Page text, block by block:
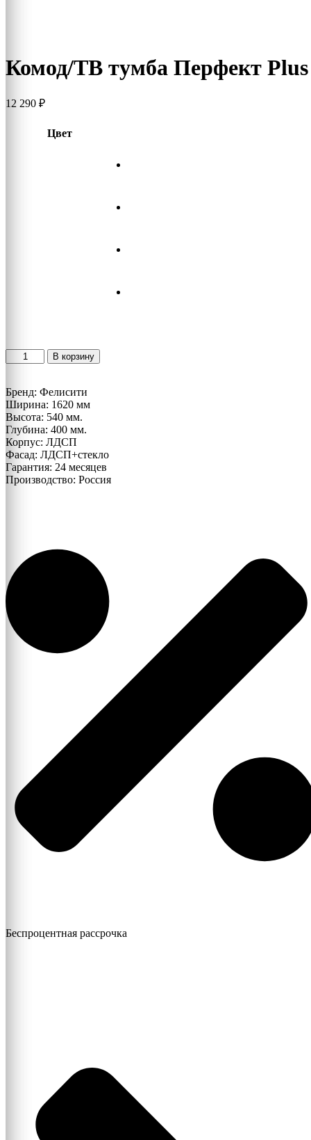
Комод/ТВ тумба Перфект Plus
12 290 ₽
Цвет
Количество
товара
ТВ
тумба
Перфект
Plus
В корзину
Бренд: Фелисити
Ширина: 1620 мм
Высота: 540 мм.
Глубина: 400 мм.
Корпус: ЛДСП
Фасад: ЛДСП+стекло
Гарантия: 24 месяцев
Производство: Россия
Беспроцентная рассрочка